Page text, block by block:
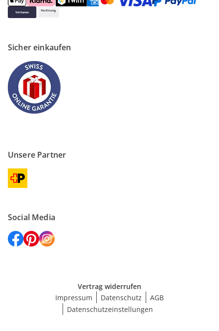
Sicher einkaufen
Unsere Partner
Social Media
Vertrag widerrufen
Impressum
Datenschutz
AGB
Datenschutzeinstellungen